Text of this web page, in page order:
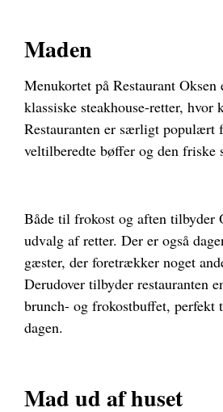
Maden
Menukortet på Restaurant
klassiske steakhouse-retter, hvor
Restauranten er særligt populært
veltilberedte bøffer og den friske
Både til frokost og aften tilbyder
udvalg af retter. Der er også
gæster, der foretrækker noget
Derudover tilbyder restauranten
brunch- og frokostbuffet, perfekt
dagen.
Mad ud af huset